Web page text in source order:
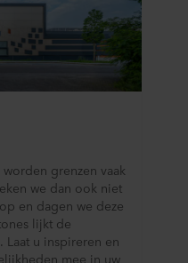
grenzen vaak
we dan ook niet
en dagen we deze
lijkt de
Laat u inspireren en
mee in uw